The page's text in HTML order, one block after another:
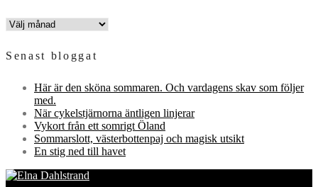
INLÄGGSARKIV
Senast bloggat
Här är den sköna sommaren. Och vardagens skav som följer
med.
När cykelstjärnorna äntligen linjerar
Vykort från ett somrigt Öland
Sommarslott, västerbottenpaj och magisk utsikt
En stig ned till havet